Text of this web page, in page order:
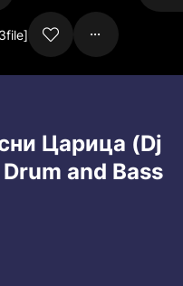
Царица (Dj
and Bass